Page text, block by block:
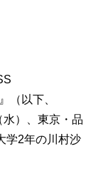
（以下、
）、東京・品
学2年の川村沙